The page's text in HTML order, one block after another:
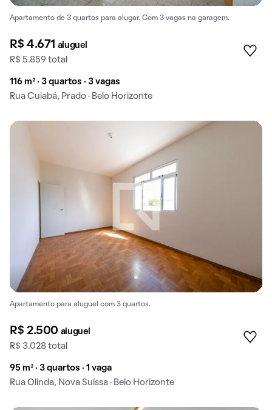
Apartamento de 3 quartos para alugar. Com 3 vagas na garagem.
R$ 4.671 aluguel
R$ 5.859 total
116 m² · 3 quartos · 3 vagas
Rua Cuiabá, Prado · Belo Horizonte
Apartamento para aluguel com 3 quartos.
R$ 2.500 aluguel
R$ 3.028 total
95 m² · 3 quartos · 1 vaga
Rua Olinda, Nova Suíssa · Belo Horizonte